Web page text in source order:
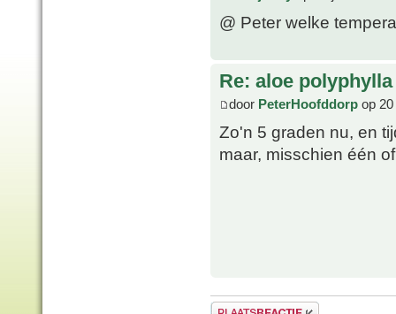
@ Peter welke
Re: aloe polyphylla
door PeterHoofddorp op
Zo'n 5 graden nu, en
maar, misschien één
Plaats een reactie